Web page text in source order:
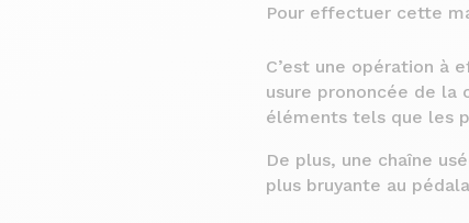
Pour effectuer cette
C’est une opération à
usure prononcée de la
éléments tels que les
De plus, une chaîne
plus bruyante au